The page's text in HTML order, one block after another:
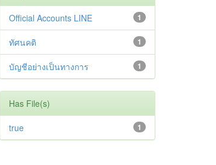
1
Official Accounts LINE
1
ทัศนคติ
1
บัญชีอย่างเป็นทางการ
Has File(s)
1
true